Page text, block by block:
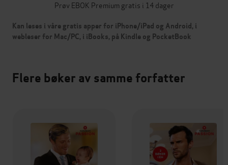
Prøv EBOK Premium gratis i 14 dager
Kan leses i våre gratis apper for iPhone/iPad og Android, i
webleser for Mac/PC, i iBooks, på Kindle og PocketBook
Flere bøker av samme forfatter